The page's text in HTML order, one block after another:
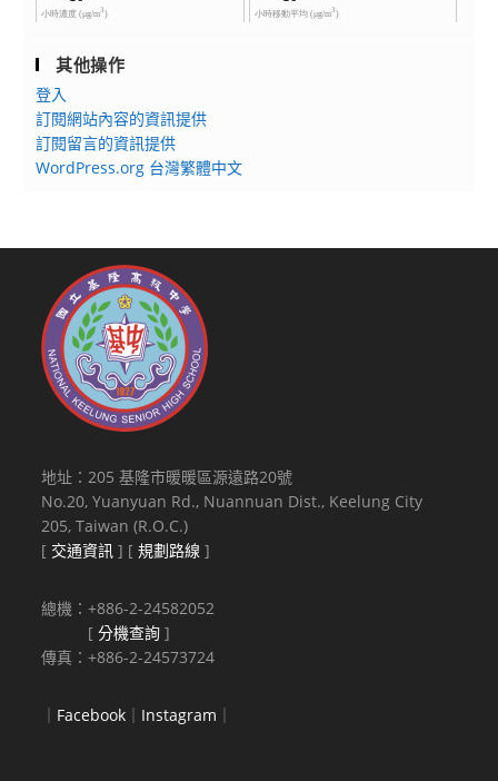
其他操作
登入
訂閱網站內容的資訊提供
訂閱留言的資訊提供
WordPress.org 台灣繁體中文
地址：205 基隆市暖暖區源遠路20號
No.20, Yuanyuan Rd., Nuannuan Dist., Keelung City
205, Taiwan (R.O.C.)
[ 交通資訊 ] [規劃路線 ]
總機：+886-2-24582052
[分機查詢 ]
傳真：+886-2-24573724
｜ Facebook ｜ Instagram ｜